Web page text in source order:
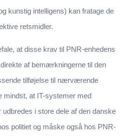
kunstig intelligens) kan fratage de
retsmidler.
at disse krav til PNR-enhedens
af bemærkningerne til den
tilføjelse til nærværende
mindst, at IT-systemer med
i store dele af den danske
politiet og måske også hos PNR-